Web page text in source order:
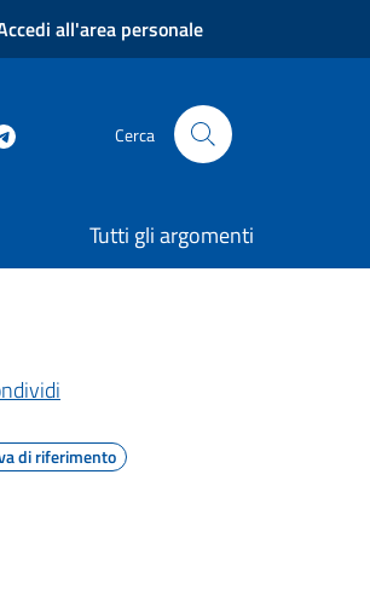
all'area personale
Cerca
Tutti gli argomenti
di riferimento